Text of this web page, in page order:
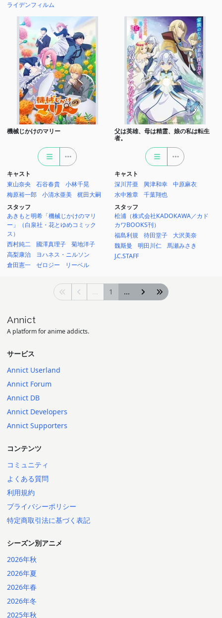
ライデンフィルム
機械じかけのマリー
キャスト
東山奈央
石谷春貴
小林千晃
梅原裕一郎
小清水亜美
梶田大嗣
スタッフ
あきもと明希「機械じかけのマリ
ー」（白泉社・花とゆめコミック
ス）
西村純二
國澤真理子
菊地洋子
高梨康治
ヨハネス・ニルソン
倉田憲一
ゼロジー リーベル
父は英雄、母は精霊、娘の私は転生
者。
キャスト
深川芹亜
興津和幸
中原麻衣
水中雅章
千葉翔也
スタッフ
松浦（株式会社KADOKAWA／カド
カワBOOKS刊）
福島利規
待田堂子
大沢美奈
魏斯曼
明田川仁
馬瀬みさき
J.C.STAFF
... 1 ...
Annict
A platform for anime addicts.
サービス
Annict Userland
Annict Forum
Annict DB
Annict Developers
Annict Supporters
コンテンツ
コミュニティ
よくある質問
利用規約
プライバシーポリシー
特定商取引法に基づく表記
シーズン別アニメ
2026年秋
2026年夏
2026年春
2026年冬
2025年秋